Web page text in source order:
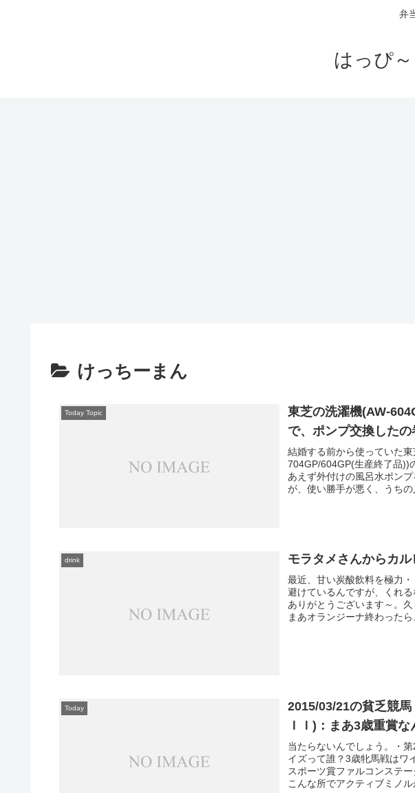
弁
はっぴ
けっちーまん
Today Topic
東芝の洗濯機(AW-
で、ポンプ交換したの
結婚する前から使っていた
704GP/604GP(生産終了品))
あえず外付けの風呂水ポン
が、使い勝手が悪く、うちの
drink モラタメさんからカル
最近、甘い炭酸飲料を極力
避けているんですが、くれ
ありがとうございます～。
まあオランジーナ終わったら
Today
2015/03/21の貧乏競馬
ＩＩ)：まあ3歳重賞な
当たらないんでしょう。・
イズって誰？3歳牝馬戦はワ
スポーツ賞ファルコンステ
こんな所でアクティブミノ